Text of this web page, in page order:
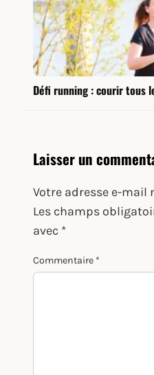
Défi running : courir tous
Laisser un
Votre adresse e-mail
Les champs
avec *
Commentaire *